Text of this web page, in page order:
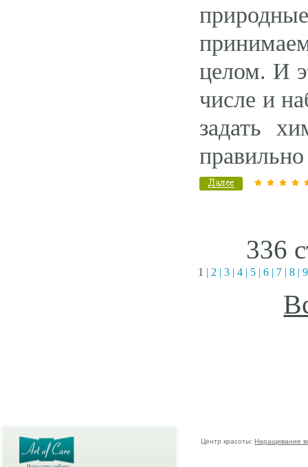
целом. И
числе и
задать
336
1 | 2 | 3 | 4 | 5 | 6 | 7 | 8 | 9
Центр красоты: Наращивание